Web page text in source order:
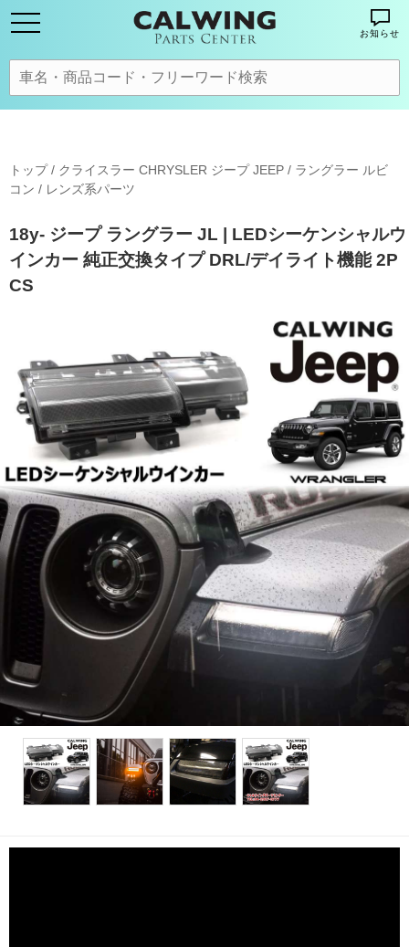
お知らせ
トップ/ クライスラー CHRYSLER ジープ JEEP / ラングラー ルビ
コン / レンズ系パーツ
18y- ジープ ラングラー JL | LEDシーケンシャルウ
インカー 純正交換タイプ DRL/デイライト機能 2P
CS